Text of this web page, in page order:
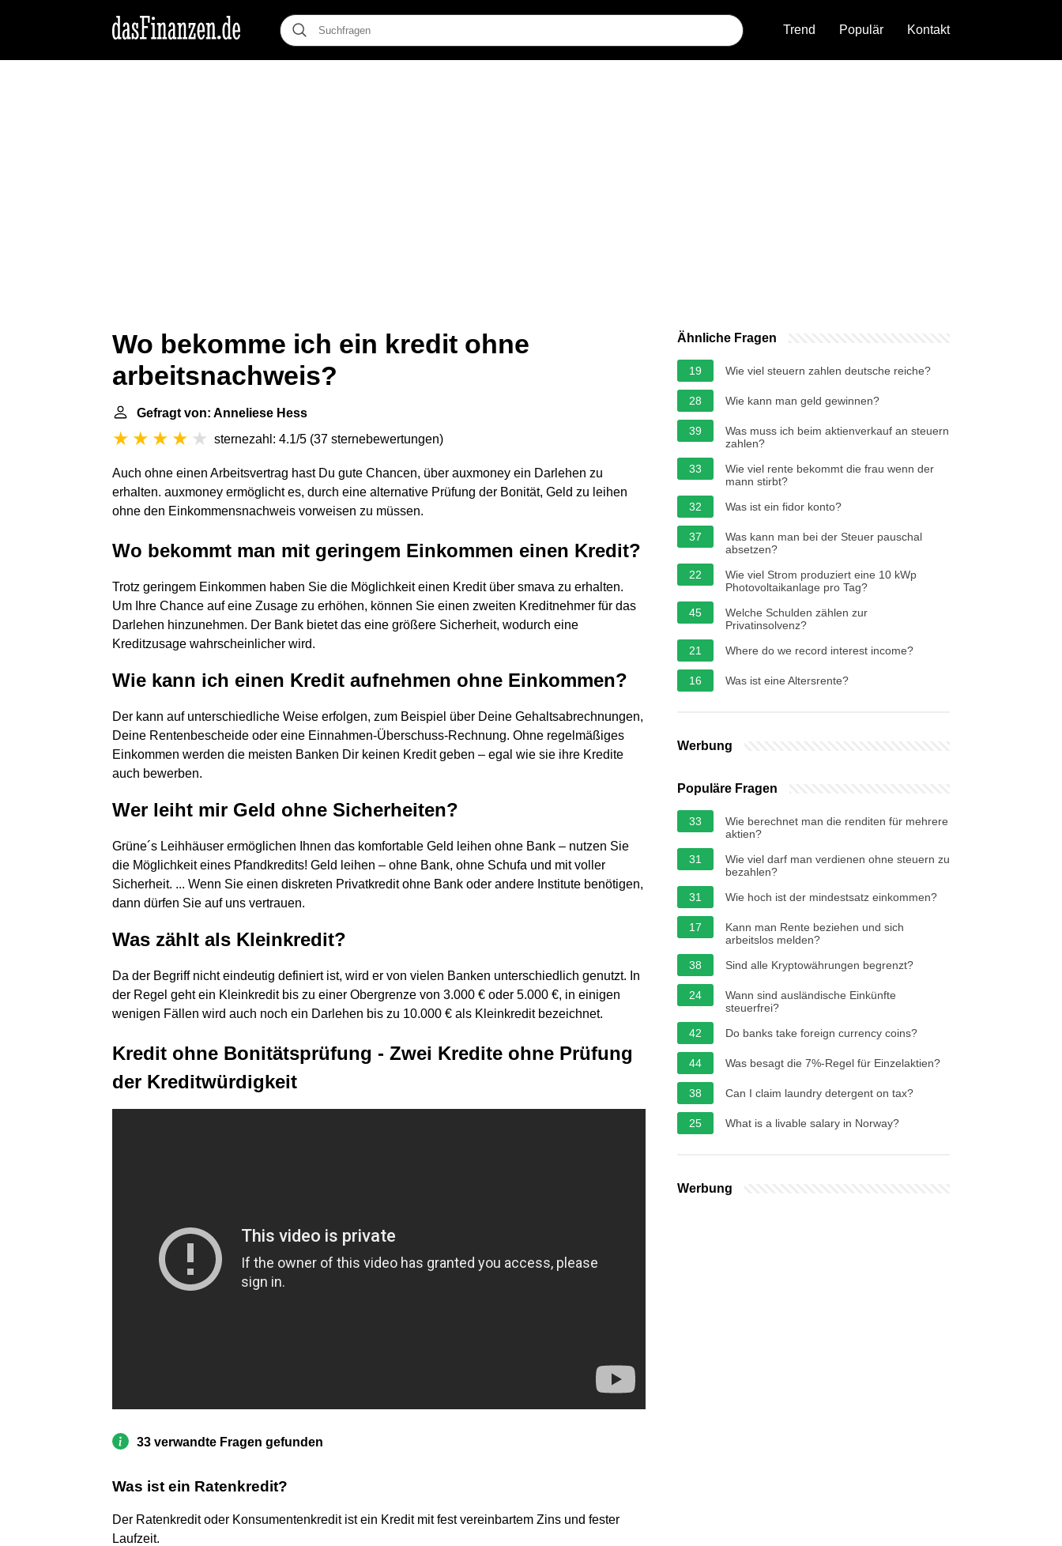
Trend Populär Kontakt
Wo bekomme ich ein kredit ohne
arbeitsnachweis?
Gefragt von: Anneliese Hess
sternezahl: 4.1/5 (37 sternebewertungen)
Auch ohne einen Arbeitsvertrag hast Du gute Chancen, über auxmoney ein Darlehen zu
erhalten. auxmoney ermöglicht es, durch eine alternative Prüfung der Bonität, Geld zu leihen
ohne den Einkommensnachweis vorweisen zu müssen.
Wo bekommt man mit geringem Einkommen einen Kredit?
Trotz geringem Einkommen haben Sie die Möglichkeit einen Kredit über smava zu erhalten.
Um Ihre Chance auf eine Zusage zu erhöhen, können Sie einen zweiten Kreditnehmer für das
Darlehen hinzunehmen. Der Bank bietet das eine größere Sicherheit, wodurch eine
Kreditzusage wahrscheinlicher wird.
Wie kann ich einen Kredit aufnehmen ohne Einkommen?
Der kann auf unterschiedliche Weise erfolgen, zum Beispiel über Deine Gehaltsabrechnungen,
Deine Rentenbescheide oder eine Einnahmen-Überschuss-Rechnung. Ohne regelmäßiges
Einkommen werden die meisten Banken Dir keinen Kredit geben – egal wie sie ihre Kredite
auch bewerben.
Wer leiht mir Geld ohne Sicherheiten?
Grüne´s Leihhäuser ermöglichen Ihnen das komfortable Geld leihen ohne Bank – nutzen Sie
die Möglichkeit eines Pfandkredits! Geld leihen – ohne Bank, ohne Schufa und mit voller
Sicherheit. ... Wenn Sie einen diskreten Privatkredit ohne Bank oder andere Institute benötigen,
dann dürfen Sie auf uns vertrauen.
Was zählt als Kleinkredit?
Da der Begriff nicht eindeutig definiert ist, wird er von vielen Banken unterschiedlich genutzt. In
der Regel geht ein Kleinkredit bis zu einer Obergrenze von 3.000 € oder 5.000 €, in einigen
wenigen Fällen wird auch noch ein Darlehen bis zu 10.000 € als Kleinkredit bezeichnet.
Kredit ohne Bonitätsprüfung - Zwei Kredite ohne Prüfung
der Kreditwürdigkeit
33 verwandte Fragen gefunden
Was ist ein Ratenkredit?
Der Ratenkredit oder Konsumentenkredit ist ein Kredit mit fest vereinbartem Zins und fester
Laufzeit.
Ähnliche Fragen
19 Wie viel steuern zahlen deutsche reiche?
28 Wie kann man geld gewinnen?
39
Was muss ich beim aktienverkauf an steuern
zahlen?
33
Wie viel rente bekommt die frau wenn der
mann stirbt?
32
Was ist ein fidor konto?
37
Was kann man bei der Steuer pauschal
absetzen?
22
Wie viel Strom produziert eine 10 kWp
Photovoltaikanlage pro Tag?
45
Welche Schulden zählen zur
Privatinsolvenz?
21
Where do we record interest income?
16 Was ist eine Altersrente?
Werbung
Populäre Fragen
33
Wie berechnet man die renditen für mehrere
aktien?
31
Wie viel darf man verdienen ohne steuern zu
bezahlen?
31
Wie hoch ist der mindestsatz einkommen?
17
Kann man Rente beziehen und sich
arbeitslos melden?
38
Sind alle Kryptowährungen begrenzt?
24
Wann sind ausländische Einkünfte
steuerfrei?
42
Do banks take foreign currency coins?
44 Was besagt die 7%-Regel für Einzelaktien?
38 Can I claim laundry detergent on tax?
25 What is a livable salary in Norway?
Werbung